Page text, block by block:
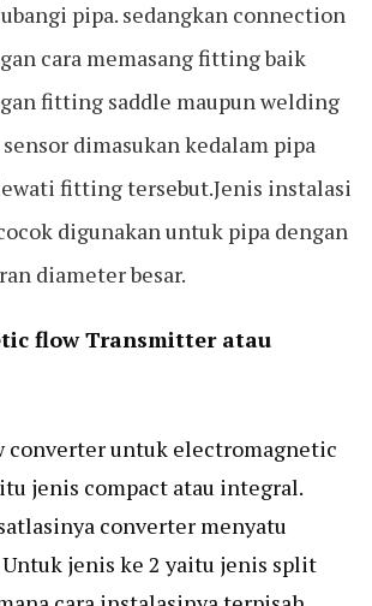
pipa. sedangkan connection
cara memasang fitting baik
fitting saddle maupun welding
sensor dimasukan kedalam pipa
fitting tersebut.Jenis instalasi
digunakan untuk pipa dengan
diameter besar.
flow Transmitter atau
converter untuk electromagnetic
jenis compact atau integral.
converter menyatu
Untuk jenis ke 2 yaitu jenis split